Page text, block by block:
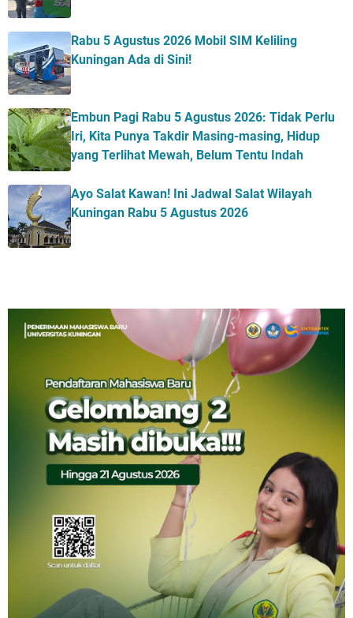
Rabu 5 Agustus 2026 Mobil SIM Keliling
Kuningan Ada di Sini!
Embun Pagi Rabu 5 Agustus 2026: Tidak Perlu
Iri, Kita Punya Takdir Masing-masing, Hidup
yang Terlihat Mewah, Belum Tentu Indah
Ayo Salat Kawan! Ini Jadwal Salat Wilayah
Kuningan Rabu 5 Agustus 2026